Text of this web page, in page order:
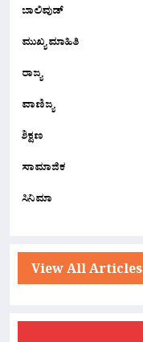
ಬಾಲಿವುಡ್
ಮುಖ್ಯ ಮಾಹಿತಿ
ರಾಜ್ಯ
ವಾಣಿಜ್ಯ
ಶಿಕ್ಷಣ
ಸಾಮಾಜಿಕ
ಸಿನಿಮಾ
View All Articles